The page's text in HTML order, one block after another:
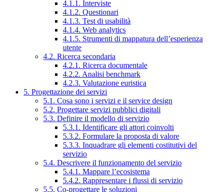
4.1.1. Interviste
4.1.2. Questionari
4.1.3. Test di usabilità
4.1.4. Web analytics
4.1.5. Strumenti di mappatura dell’esperienza
utente
4.2. Ricerca secondaria
4.2.1. Ricerca documentale
4.2.2. Analisi benchmark
4.2.3. Valutazione euristica
5. Progettazione dei servizi
5.1. Cosa sono i servizi e il service design
5.2. Progettare servizi pubblici digitali
5.3. Definire il modello di servizio
5.3.1. Identificare gli attori coinvolti
5.3.2. Formulare la proposta di valore
5.3.3. Inquadrare gli elementi costitutivi del
servizio
5.4. Descrivere il funzionamento del servizio
5.4.1. Mappare l’ecosistema
5.4.2. Rappresentare i flussi di servizio
5.5. Co-progettare le soluzioni